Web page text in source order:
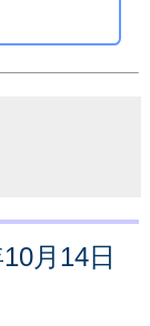
月14日